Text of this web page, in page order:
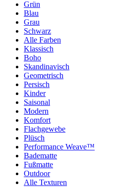
Grün
Blau
Grau
Schwarz
Alle Farben
Klassisch
Boho
Skandinavisch
Geometrisch
Persisch
Kinder
Saisonal
Modern
Komfort
Flachgewebe
Plüsch
Performance Weave™
Badematte
Fußmatte
Outdoor
Alle Texturen